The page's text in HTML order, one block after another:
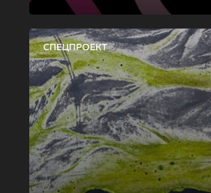
СПЕЦПРОЕКТ